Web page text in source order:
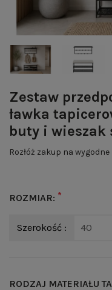
Zestaw
ławka
buty i wieszak
Rozłóż zakup na
ROZMIAR: *
Szerokość : 40
RODZAJ MATERIAŁU